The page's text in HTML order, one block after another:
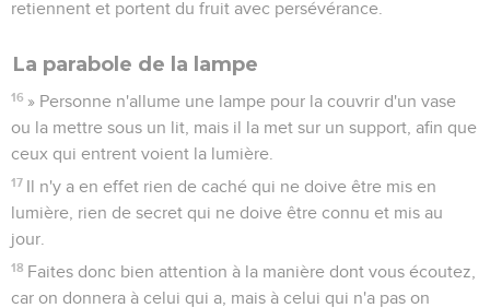
retiennent et portent du fruit avec persévérance.
La parabole de la lampe
16 » Personne n'allume une lampe pour la couvrir d'un vase
ou la mettre sous un lit, mais il la met sur un support, afin que
ceux qui entrent voient la lumière.
17 Il n'y a en effet rien de caché qui ne doive être mis en
lumière, rien de secret qui ne doive être connu et mis au
jour.
18 Faites donc bien attention à la manière dont vous écoutez,
car on donnera à celui qui a, mais à celui qui n'a pas on